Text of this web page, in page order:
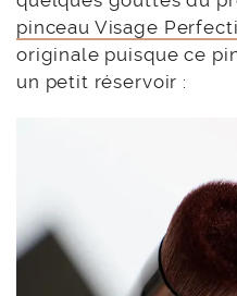
pinceau Visage
originale puisque ce
un petit réservoir :